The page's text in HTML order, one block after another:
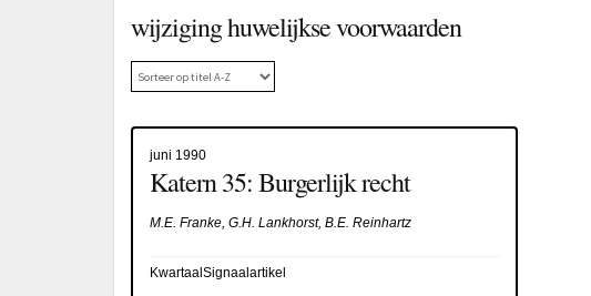
wijziging huwelijkse voorwaarden
juni 1990
Katern 35: Burgerlijk recht
M.E. Franke, G.H. Lankhorst, B.E. Reinhartz
KwartaalSignaalartikel